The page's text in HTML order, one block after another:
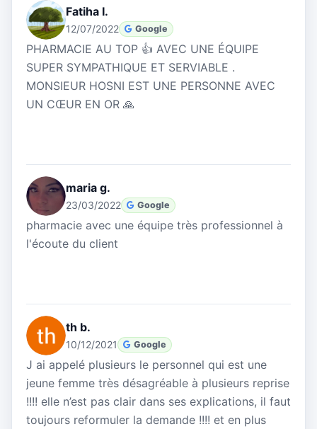
Fatiha I.
12/07/2022 Google
PHARMACIE AU TOP 👍 AVEC UNE ÉQUIPE
SUPER SYMPATHIQUE ET SERVIABLE .
MONSIEUR HOSNI EST UNE PERSONNE AVEC
UN CŒUR EN OR 🙏
maria g.
23/03/2022 Google
pharmacie avec une équipe très professionnel à
l'écoute du client
th b.
10/12/2021 Google
J ai appelé plusieurs le personnel qui est une
jeune femme très désagréable à plusieurs reprise
!!!! elle n’est pas clair dans ses explications, il faut
toujours reformuler la demande !!!! et en plus